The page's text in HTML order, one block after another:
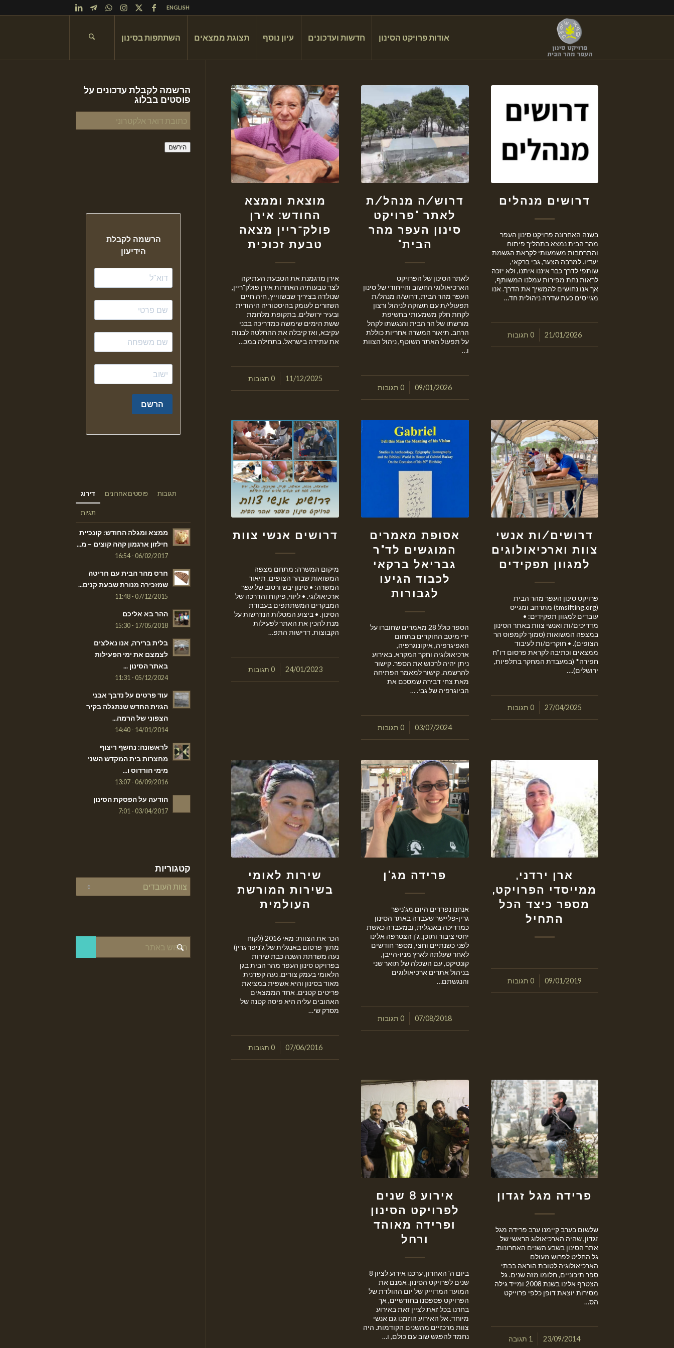
ENGLISH
אודות פרויקט הסינון חדשות ועדכונים עיון נוסף תצוגת ממצאים השתתפות בסינון
דרושים מנהלים
בשנה האחרונה פרויקט סינון העפר
מהר הבית נמצא בתהליך פיתוח
והתרחבות משמעותי לקראת הגשמת
יעדיו. למרבה הצער, גבי ברקאי,
שותפי לדרך כבר איננו איתנו, ולא יזכה
לראות נחת מפירות עמלנו המשותף,
אך אנו נחושים להמשיך את הדרך. אנו
מגייסים כעת שדרה ניהולית חד…
21/01/2026
/ 0 תגובות
דרוש/ה מנהל/ת
לאתר "פרויקט
סינון העפר מהר
הבית"
לאתר הסינון של הפרויקט
הארכיאולוגי החשוב והייחודי של סינון
העפר מהר הבית, דרוש/ה מנהל/ת
תפעולי/ת עם תשוקה לניהול ורצון
לקחת חלק משמעותי בחשיפת
מורשתו של הר הבית והנגשתו לקהל
הרחב. תיאור המשרה אחריות כוללת
על תפעול האתר השוטף, ניהול הצוות
ו…
09/01/2026
/ 0 תגובות
מוצאת וממצא
החודש: אירן
פולק־ריין מצאה
טבעת זכוכית
אירן מדגמנת את הטבעת העתיקה
לצד טבעותיה האחרות אירן פולק־ריין,
שנולדה בציריך שבשווייץ, חיה חיים
השזורים לעומק בהיסטוריה היהודית
ובעיר ירושלים. בתקופת מלחמת
ששת הימים שימשה כמדריכה בבני
עקיבא, ואז קיבלה את ההחלטה לבנות
את עתידה בישראל. בתחילה במכ…
11/12/2025
/ 0 תגובות
דרושים/ות אנשי
צוות וארכיאולוגים
למגוון תפקידים
פרויקט סינון העפר מהר הבית
(tmsifting.org) מתרחב ומגייס
עובדים למגוון תפקידים: •
מדריכים/ות ואנשי צוות באתר הסינון
במצפה המשואות (סמוך לקמפוס הר
הצופים). • חוקרים/ות לעיבוד
ממצאים וכתיבה לקראת פרסום דו"ח
חפירה* (במעבדת המחקר בתלפיות,
ירושלים).…
27/04/2025
/ 0 תגובות
אסופת מאמרים
המוגשים לד"ר
גבריאל ברקאי
לכבוד הגיעו
לגבורות
הספר כולל 28 מאמרים שחוברו על
ידי מיטב החוקרים בתחום
האפיגרפיה, איקונוגרפיה,
ארכיאולוגיה וחקר המקרא. באירוע
ניתן יהיה לרכוש את הספר. קישור
להרשמה. קישור למאמר הפתיחה
מאת צחי דבירה שמסכם את
הביוגרפיה של גבי. …
03/07/2024
/ 0 תגובות
דרושים אנשי צוות
מיקום המשרה: מתחם מצפה
המשואות שבהר הצופים. תיאור
המשרה: • סינון יבש ורטוב של עפר
ארכיאולוגי. • ליווי, פיקוח והדרכה של
המבקרים המשתתפים בעבודת
הסינון. • ביצוע המטלות הנדרשות על
מנת להכין את האתר לפעילות
הקבוצות. דרישות התפ…
24/01/2023
/ 0 תגובות
ארן ירדני,
ממייסדי הפרויקט,
מספר כיצד הכל
התחיל
09/01/2019
/ 0 תגובות
פרידה מג'ן
אנחנו נפרדים היום מג'ניפר
גרין-פליישר שעבדה באתר הסינון
כמדריכה באנגלית, ובמעבדה כאשת
יחסי ציבור ותוכן. ג'ן הצטרפה אלינו
לפני כשנתיים וחצי, מספר חודשים
לאחר שעלתה לארץ מניו-הייבן,
קונטיקט, עם השכלה של תואר שני
בניהול אתרים ארכיאולוגים
והנגשתם…
07/08/2018
/ 0 תגובות
שירות לאומי
בשירות המורשת
העולמית
הכר את הצוות: מאי 2016 (לקוח
מתוך פרסום באנגלית של ג'ניפר גרין)
נעה משרתת השנה כבת שירות
בפרויקט סינון העפר מהר הבית בגן
הלאומי בעמק צורים. נעה קפדנית
מאוד בסינון והיא אשפית במציאת
פריטים קטנים. אחד הממצאים
האהובים עליה היא פיסה קטנה של
מסרק שי…
07/06/2016
/ 0 תגובות
פרידה מגל זגדון
שלשום בערב קיימנו ערב פרידה מגל
זגדון, שהיה הארכיאולוג הראשי של
אתר הסינון בשבע השנים האחרונות.
גל החליט לפרוש מעולם
הארכיאולוגיה לטובת הוראה בבתי
ספר תיכוניים, חלומו מזה שנים. גל
הצטרף אלינו בשנת 2008 ומייד גילה
מסירות יוצאת דופן כלפי פרוייקט
הס…
23/09/2014
/ 1 תגובה
אירוע 8 שנים
לפרויקט הסינון
ופרידה מאוהד
ורחל
ביום ה' האחרון, ערכנו אירוע לציון 8
שנים לפרויקט הסינון. אמנם את
המועד המדוייק של יום ההולדת של
הפרויקט פספסנו בחודשיים, אך
בחרנו בכל זאת לציין זאת באירוע
מיוחד. אל האירוע הוזמנו גם אנשי
צוות מרכזיים מהשנים הקודמות. היה
נחמד להפגש שוב עם כולם, ו…
הרשמה לקבלת עדכונים על
פוסטים בבלוג
כתובת
דואר
אלקטרוני
הירשם
דירוג פוסטים אחרונים תגובות
תגיות
ממצא ומגלה החודש: קונכיית
חילזון ארגמון קהה קוצים – מ...
06/02/2017 - 16:54
חרס מהר הבית עם חריטה
שמזכירה מנורת שבעת קנים...
07/12/2015 - 11:48
ההר בא אליכם
17/05/2018 - 15:30
בלית ברירה, אנו נאלצים
לצמצם את ימי הפעילות
באתר הסינון ...
05/12/2024 - 11:31
עוד פרטים על נדבך אבני
הגזית החדש שנתגלה בקיר
הצפוני של הרמה...
14/01/2014 - 14:40
לראשונה: נחשף ריצוף
מחצרות בית המקדש השני
מימי הורדוס ו...
06/09/2016 - 13:07
הודעה על הפסקת הסינון
03/04/2017 - 7:01
קטגוריות
קטגוריות